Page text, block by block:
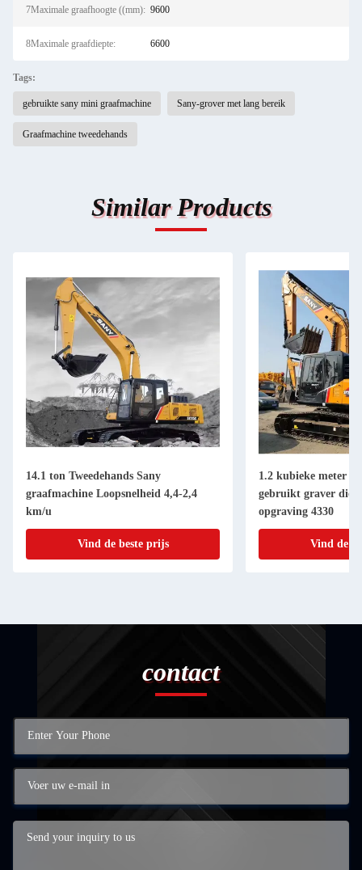
7Maximale graafhoogte ((mm): 9600
8Maximale graafdiepte: 6600
Tags:
gebruikte sany mini graafmachine Sany-grover met lang bereik
Graafmachine tweedehands
Similar Products
14.1 ton Tweedehands Sany
graafmachine Loopsnelheid 4,4-2,4
km/u
Vind de beste prijs
1.2 kubieke meter
gebruikt graver
opgraving 4330
Vind de
contact